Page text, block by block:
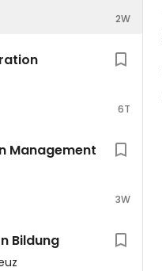
2W
6T
Management
3W
Bildung